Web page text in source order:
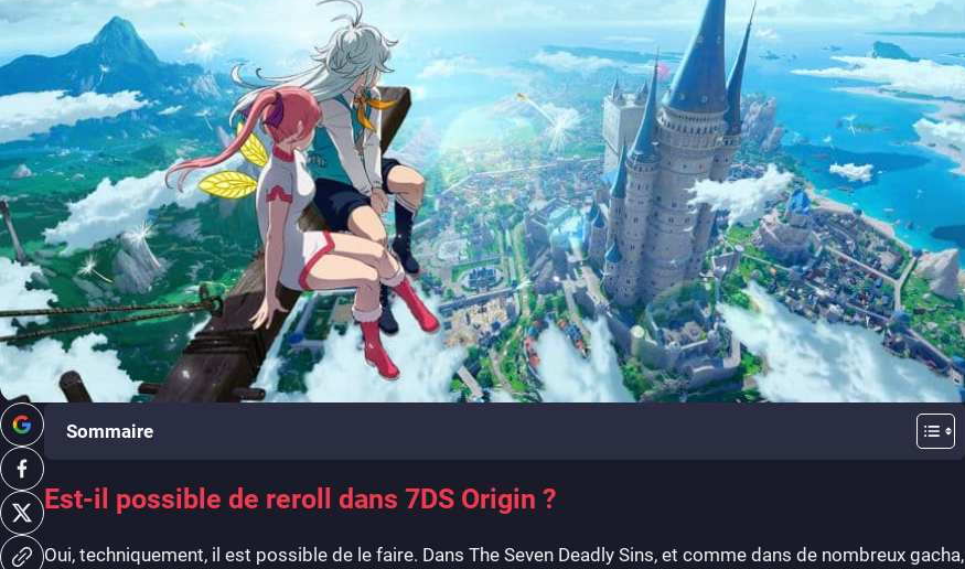
Sommaire
Est-il possible de reroll dans 7DS Origin ?
Oui, techniquement, il est possible de le faire. Dans The Seven Deadly Sins, et comme dans de nombreux gacha,